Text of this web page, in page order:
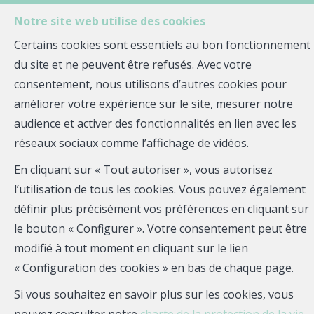
MENU
Estimer votre
bien
Plus que quelques instants avant de vous communiquer
votre estimation. Merci de compléter le formulaire :
Notre site web utilise des cookies
Certains cookies sont essentiels au bon fonctionnement
du site et ne peuvent être refusés. Avec votre
consentement, nous utilisons d’autres cookies pour
améliorer votre expérience sur le site, mesurer notre
audience et activer des fonctionnalités en lien avec les
réseaux sociaux comme l’affichage de vidéos.
En cliquant sur « Tout autoriser », vous autorisez
l’utilisation de tous les cookies. Vous pouvez également
définir plus précisément vos préférences en cliquant sur
le bouton « Configurer ». Votre consentement peut être
modifié à tout moment en cliquant sur le lien
« Configuration des cookies » en bas de chaque page.
Si vous souhaitez en savoir plus sur les cookies, vous